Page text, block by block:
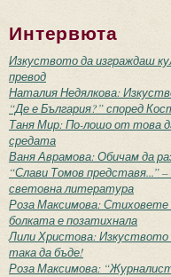
Интервюта
Изкуството да изграждаш
превод
Наталия Недялкова:
“Де е България?” според
Таня Мир: По-лошо от това
средата
Ваня Аврамова: Обичам да
“Слави Томов представя...”
световна литература
Роза Максимова:
болката е позатихнала
Лили Христова: Изкуството
така да бъде!
Роза Максимова: